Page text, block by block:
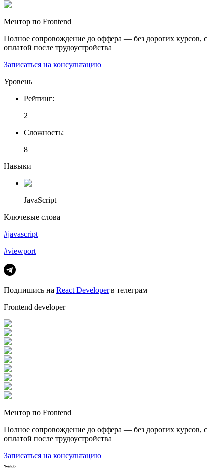
Ментор по Frontend
Полное сопровождение до оффера — без дорогих курсов, с
оплатой после трудоустройства
Записаться на консультацию
Уровень
Рейтинг:
2
Сложность:
8
Навыки
JavaScript
Ключевые слова
#javascript
#viewport
Подпишись на React Developerв телеграм
Frontend developer
Ментор по Frontend
Полное сопровождение до оффера — без дорогих курсов, с
оплатой после трудоустройства
Записаться на консультацию